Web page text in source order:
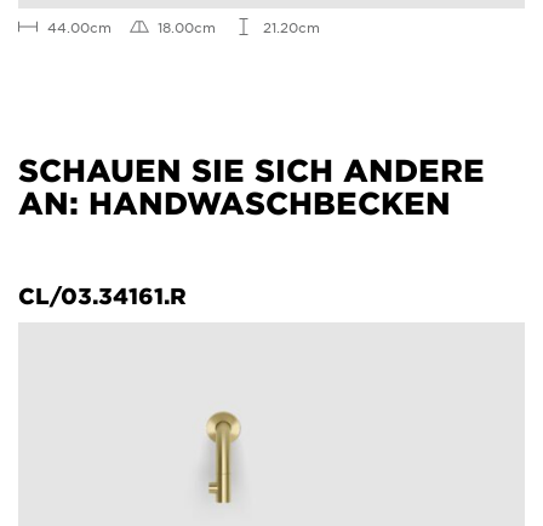
44.00cm 18.00cm 21.20cm
SCHAUEN SIE SICH ANDERE
AN: HANDWASCHBECKEN
CL/03.34161.R